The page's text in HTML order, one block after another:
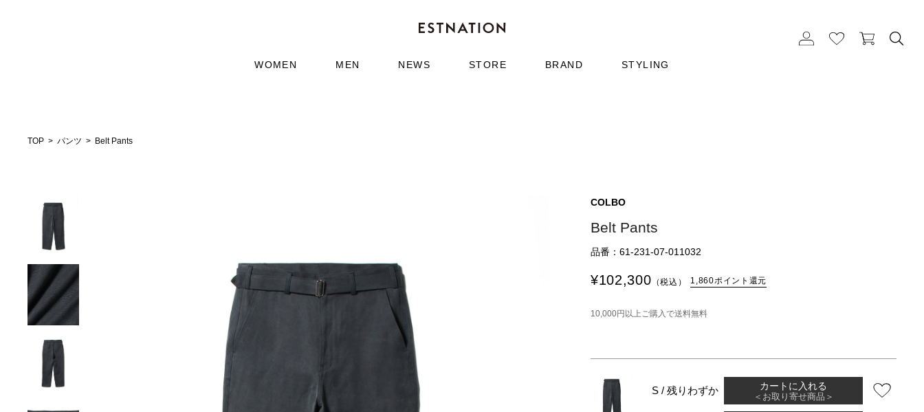
WOMEN MEN NEWS STORE BRAND STYLING
TOP パンツ Belt Pants
COLBO
Belt Pants
品番：61-231-07-011032
¥102,300 （税込） 1,860ポイント還元
10,000円以上ご購入で送料無料
S / 残りわずか カートに入れる
＜お取り寄せ商品＞